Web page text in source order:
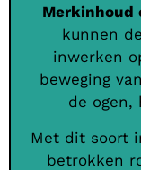
Merkinhoud
kunnen
inwerken
beweging
de ogen,
Met dit soort
betrokken